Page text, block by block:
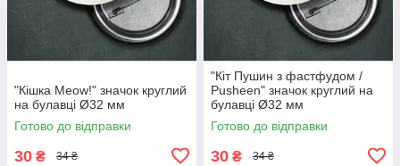
"Кішка Meow!" значок круглий
на булавці Ø32 мм
Готово до відправки
30 ₴ 34 ₴
"Кіт Пушин з фастфудом /
Pusheen" значок круглий на
булавці Ø32 мм
Готово до відправки
30 ₴ 34 ₴